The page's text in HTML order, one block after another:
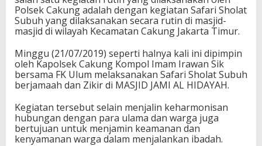
Polsek Cakung adalah dengan kegiatan Safari Sholat
Subuh yang dilaksanakan secara rutin di masjid-
masjid di wilayah Kecamatan Cakung Jakarta Timur.
Minggu (21/07/2019) seperti halnya kali ini dipimpin
oleh Kapolsek Cakung Kompol Imam Irawan Sik
bersama FK Ulum melaksanakan Safari Sholat Subuh
berjamaah dan Zikir di MASJID JAMI AL HIDAYAH.
Kegiatan tersebut selain menjalin keharmonisan
hubungan dengan para ulama dan warga juga
bertujuan untuk menjamin keamanan dan
kenyamanan warga dalam menjalankan ibadah.